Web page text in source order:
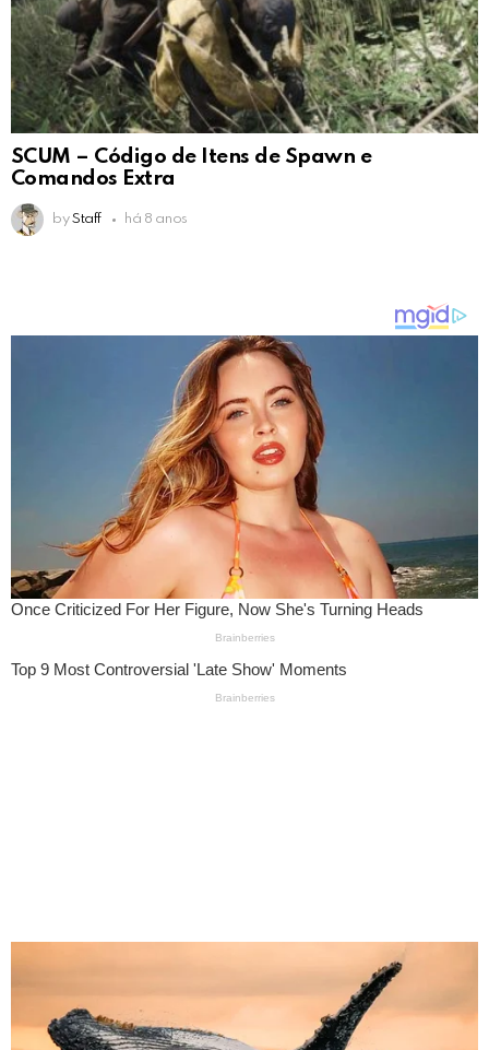
SCUM – Código de Itens de Spawn e
Comandos Extra
by Staff há 8 anos